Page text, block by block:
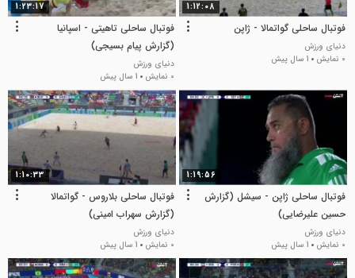
1:12:08
فوتبال ساحلی گواتمالا - ژاپن
دنیای ورزش
0 نمایش
1 سال پیش
1:23:17
فوتبال ساحلی تاهیتی - اسپانیا
(گزارش پیام بسیجی)
دنیای ورزش
0 نمایش
1 سال پیش
1:19:56
فوتبال ساحلی ژاپن - سیشل (گزارش
حسین علیرضایی)
دنیای ورزش
0 نمایش
1 سال پیش
1:10:33
فوتبال ساحلی بلاروس - گواتمالا
(گزارش سهراب امینی)
دنیای ورزش
0 نمایش
1 سال پیش